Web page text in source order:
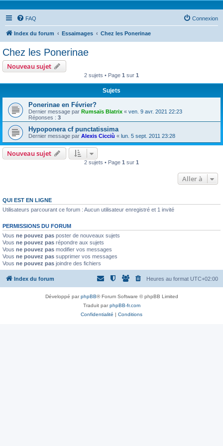
FAQ Connexion
Index du forum Essaimages Chez les Ponerinae
Chez les Ponerinae
Nouveau sujet
2 sujets • Page 1 sur 1
Sujets
Ponerinae en Février?
Dernier message par Rumsaïs Blatrix « ven. 9 avr. 2021 22:23
Réponses : 3
Hypoponera cf punctatissima
Dernier message par Alexis Cicciù « lun. 5 sept. 2011 23:28
Nouveau sujet
2 sujets • Page 1 sur 1
Aller à
QUI EST EN LIGNE
Utilisateurs parcourant ce forum : Aucun utilisateur enregistré et 1 invité
PERMISSIONS DU FORUM
Vous ne pouvez pas poster de nouveaux sujets
Vous ne pouvez pas répondre aux sujets
Vous ne pouvez pas modifier vos messages
Vous ne pouvez pas supprimer vos messages
Vous ne pouvez pas joindre des fichiers
Index du forum Heures au format UTC+02:00
Développé parphpBB® Forum Software © phpBB Limited
Traduit parphpBB-fr.com
Confidentialité | Conditions